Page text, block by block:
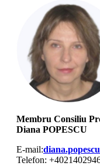
Membru Consiliu
Diana POPESCU
E-mail:
Telefon: